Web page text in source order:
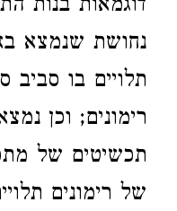
דוגמאות בנות
נחושת שנמצא
תלויים בו סביב
רימונים; וכן
תכשיטים של
של רימונים